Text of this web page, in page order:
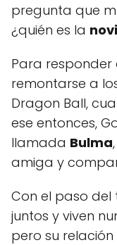
pregunta que
¿quién es la
Para
remontarse a
Dragon Ball,
ese entonces,
llamada Bulma
amiga y
Con el paso del
juntos y viven
pero su